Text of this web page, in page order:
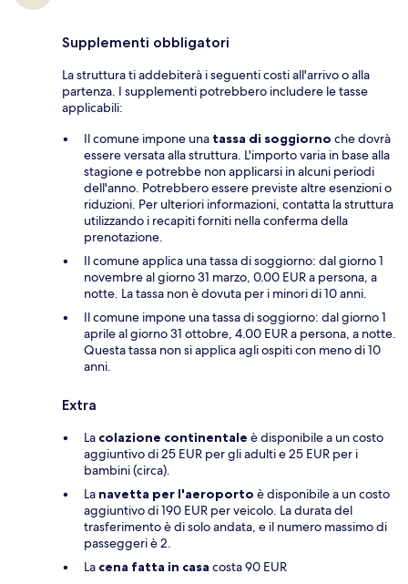
Supplementi obbligatori
La struttura ti addebiterà i seguenti costi all'arrivo o alla
partenza. I supplementi potrebbero includere le tasse
applicabili:
Il comune impone una tassa di soggiorno che dovrà
essere versata alla struttura. L'importo varia in base alla
stagione e potrebbe non applicarsi in alcuni periodi
dell'anno. Potrebbero essere previste altre esenzioni o
riduzioni. Per ulteriori informazioni, contatta la struttura
utilizzando i recapiti forniti nella conferma della
prenotazione.
Il comune applica una tassa di soggiorno: dal giorno 1
novembre al giorno 31 marzo, 0.00 EUR a persona, a
notte. La tassa non è dovuta per i minori di 10 anni.
Il comune impone una tassa di soggiorno: dal giorno 1
aprile al giorno 31 ottobre, 4.00 EUR a persona, a notte.
Questa tassa non si applica agli ospiti con meno di 10
anni.
Extra
La colazione continentale è disponibile a un costo
aggiuntivo di 25 EUR per gli adulti e 25 EUR per i
bambini (circa).
La navetta per l'aeroporto è disponibile a un costo
aggiuntivo di 190 EUR per veicolo. La durata del
trasferimento è di solo andata, e il numero massimo di
passeggeri è 2.
La cena fatta in casa costa 90 EUR